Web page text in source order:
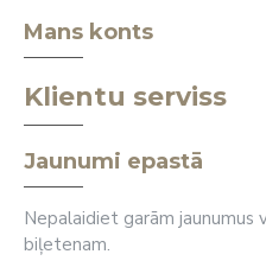
Mans konts
Klientu serviss
Jaunumi epastā
Nepalaidiet garām jaunumus
biļetenam.